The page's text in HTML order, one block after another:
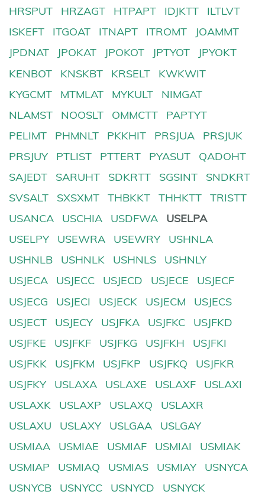
HRSPUT HRZAGT HTPAPT IDJKTT
ILTLVT
ISKEFT
ITGOAT ITNAPT ITROMT
JOAMMT
JPDNAT
JPOKAT JPOKOT JPTYOT
JPYOKT
KENBOT
KNSKBT KRSELT
KWKWIT
KYGCMT
MTMLAT MYKULT
NIMGAT
NLAMST
NOOSLT OMMCTT
PAPTYT
PELIMT
PHMNLT PKKHIT PRSJUA
PRSJUK
PRSJUY
PTLIST PTTERT PYASUT
QADOHT
SAJEDT
SARUHT SDKRTT SGSINT
SNDKRT
SVSALT
SXSXMT THBKKT THHKTT
TRISTT
USANCA
USCHIA USDFWA
USELPA
USELPY
USEWRA USEWRY
USHNLA
USHNLB
USHNLK USHNLS
USHNLY
USJECA
USJECC USJECD USJECE
USJECF
USJECG
USJECI USJECK USJECM
USJECS
USJECT
USJECY USJFKA USJFKC
USJFKD
USJFKE
USJFKF USJFKG USJFKH
USJFKI
USJFKK
USJFKM USJFKP USJFKQ
USJFKR
USJFKY
USLAXA USLAXE USLAXF
USLAXI
USLAXK
USLAXP USLAXQ
USLAXR
USLAXU
USLAXY USLGAA
USLGAY
USMIAA
USMIAE USMIAF USMIAI
USMIAK
USMIAP
USMIAQ USMIAS USMIAY
USNYCA
USNYCB
USNYCC USNYCD
USNYCK